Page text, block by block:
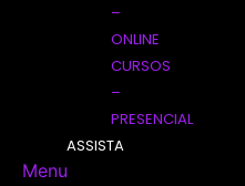
–
ONLINE
CURSOS
–
PRESENCIAL
ASSISTA
Menu